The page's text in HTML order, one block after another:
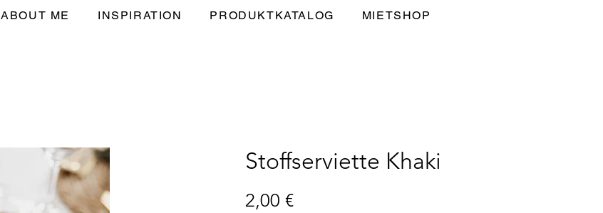
ABOUT ME INSPIRATION PRODUKTKATALOG MIETSHOP
Stoffserviette Khaki
2,00 €Preis